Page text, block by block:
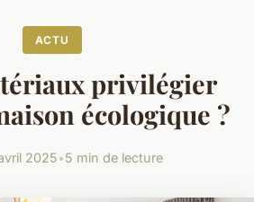
ACTU
privilégier
écologique ?
2025•5 min de lecture